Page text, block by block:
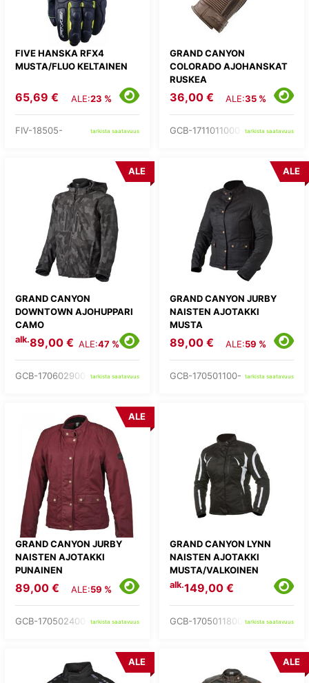
FIVE HANSKA RFX4
MUSTA/FLUO KELTAINEN
65,69 € ALE:23 %
FIV-18505- tarkista saatavuus
GRAND CANYON
COLORADO AJOHANSKAT
RUSKEA
36,00 € ALE:35 %
GCB-1711011000- tarkista saatavuus
GRAND CANYON
DOWNTOWN AJOHUPPARI
CAMO
ALE
alk.89,00 € ALE:47 %
GCB-170602900- tarkista saatavuus
GRAND CANYON JURBY
NAISTEN AJOTAKKI
MUSTA
ALE
89,00 € ALE:59 %
GCB-170501100- tarkista saatavuus
GRAND CANYON JURBY
NAISTEN AJOTAKKI
PUNAINEN
ALE
89,00 € ALE:59 %
GCB-170502400- tarkista saatavuus
GRAND CANYON LYNN
NAISTEN AJOTAKKI
MUSTA/VALKOINEN
alk.149,00 €
GCB-1705011800-tarkista saatavuus
ALE ALE